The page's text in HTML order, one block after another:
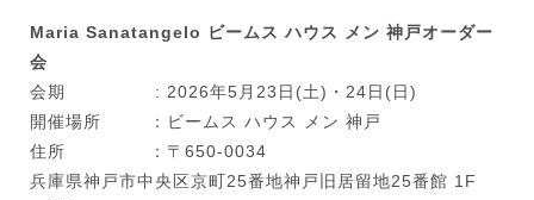
Maria Sanatangelo ビームス ハウス メン 神戸オーダー
会
会期 : 2026年5月23日(土)・24日(日)
開催場所 ：ビームス ハウス メン 神戸
住所 ：〒650-0034
兵庫県神戸市中央区京町25番地神戸旧居留地25番館 1F